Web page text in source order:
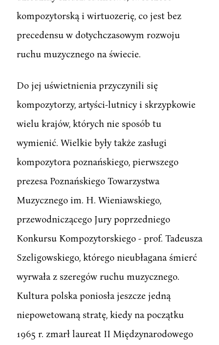
kompozytorską i wirtuozerię, co jest bez
precedensu w dotychczasowym rozwoju
ruchu muzycznego na świecie.
Do jej uświetnienia przyczynili się
kompozytorzy, artyści-lutnicy i skrzypkowie
wielu krajów, których nie sposób tu
wymienić. Wielkie były także zasługi
kompozytora poznańskiego, pierwszego
prezesa Poznańskiego Towarzystwa
Muzycznego im. H. Wieniawskiego,
przewodniczącego Jury poprzedniego
Konkursu Kompozytorskiego - prof. Tadeusza
Szeligowskiego, którego nieubłagana śmierć
wyrwała z szeregów ruchu muzycznego.
Kultura polska poniosła jeszcze jedną
niepowetowaną stratę, kiedy na początku
1965 r. zmarł laureat II Międzynarodowego